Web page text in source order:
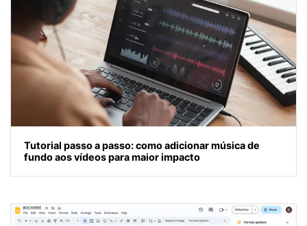
Tutorial passo a passo: como adicionar música de
fundo aos vídeos para maior impacto